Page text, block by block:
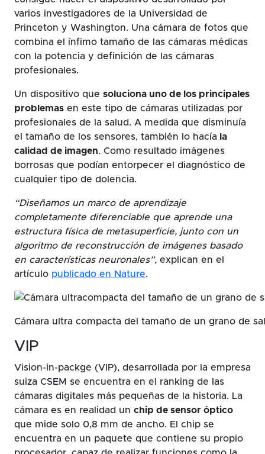
varios investigadores de la Universidad de
Princeton y Washington. Una cámara de fotos que
combina el ínfimo tamaño de las cámaras médicas
con la potencia y definición de las cámaras
profesionales.
Un dispositivo que soluciona uno de los principales
problemas en este tipo de cámaras utilizadas por
profesionales de la salud. A medida que disminuía
el tamaño de los sensores, también lo hacía la
calidad de imagen. Como resultado imágenes
borrosas que podían entorpecer el diagnóstico de
cualquier tipo de dolencia.
“Diseñamos un marco de aprendizaje
completamente diferenciable que aprende una
estructura física de metasuperficie, junto con un
algoritmo de reconstrucción de imágenes basado
en características neuronales”, explican en el
artículo publicado en Nature.
Cámara ultra compacta del tamaño de un grano de
VIP
Vision-in-packge (VIP), desarrollada por la empresa
suiza CSEM se encuentra en el ranking de las
cámaras digitales más pequeñas de la historia. La
cámara es en realidad un chip de sensor óptico
que mide solo 0,8 mm de ancho. El chip se
encuentra en un paquete que contiene su propio